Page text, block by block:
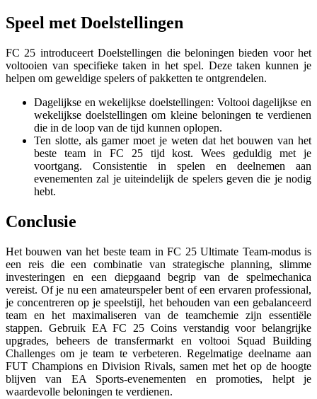
Speel met Doelstellingen
FC 25 introduceert Doelstellingen die beloningen bieden voor het
voltooien van specifieke taken in het spel. Deze taken kunnen je
helpen om geweldige spelers of pakketten te ontgrendelen.
Dagelijkse en wekelijkse doelstellingen: Voltooi dagelijkse en
wekelijkse doelstellingen om kleine beloningen te verdienen
die in de loop van de tijd kunnen oplopen.
Ten slotte, als gamer moet je weten dat het bouwen van het
beste team in FC 25 tijd kost. Wees geduldig met je
voortgang. Consistentie in spelen en deelnemen aan
evenementen zal je uiteindelijk de spelers geven die je nodig
hebt.
Conclusie
Het bouwen van het beste team in FC 25 Ultimate Team-modus is
een reis die een combinatie van strategische planning, slimme
investeringen en een diepgaand begrip van de spelmechanica
vereist. Of je nu een amateurspeler bent of een ervaren professional,
je concentreren op je speelstijl, het behouden van een gebalanceerd
team en het maximaliseren van de teamchemie zijn essentiële
stappen. Gebruik EA FC 25 Coins verstandig voor belangrijke
upgrades, beheers de transfermarkt en voltooi Squad Building
Challenges om je team te verbeteren. Regelmatige deelname aan
FUT Champions en Division Rivals, samen met het op de hoogte
blijven van EA Sports-evenementen en promoties, helpt je
waardevolle beloningen te verdienen.